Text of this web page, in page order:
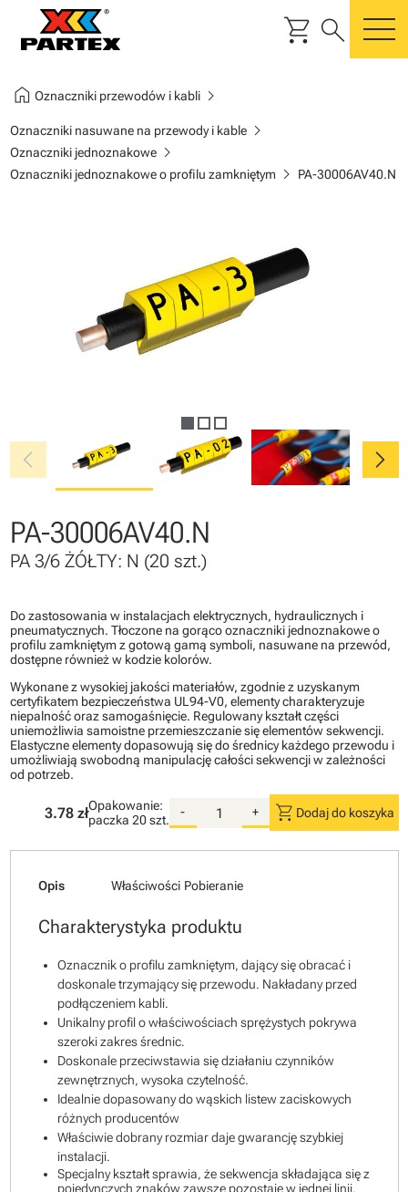
shopping_cart search
home Oznaczniki przewodów i kablichevron_right
Oznaczniki nasuwane na przewody i kablechevron_right
Oznaczniki jednoznakowechevron_right
Oznaczniki jednoznakowe o profilu zamkniętym chevron_right PA-30006AV40.N
chevron_left chevron_right
PA-30006AV40.N
PA 3/6 ŻÓŁTY: N (20 szt.)
Do zastosowania w instalacjach elektrycznych, hydraulicznych i
pneumatycznych. Tłoczone na gorąco oznaczniki jednoznakowe o
profilu zamkniętym z gotową gamą symboli, nasuwane na przewód,
dostępne również w kodzie kolorów.
Wykonane z wysokiej jakości materiałów, zgodnie z uzyskanym
certyfikatem bezpieczeństwa UL94-V0, elementy charakteryzuje
niepalność oraz samogaśnięcie. Regulowany kształt części
uniemożliwia samoistne przemieszczanie się elementów sekwencji.
Elastyczne elementy dopasowują się do średnicy każdego przewodu i
umożliwiają swobodną manipulację całości sekwencji w zależności
od potrzeb.
3.78 złOpakowanie:
paczka 20 szt.
- + shopping_cart Dodaj do koszyka
Opis Właściwości Pobieranie
Charakterystyka produktu
Oznacznik o profilu zamkniętym, dający się obracać i
doskonale trzymający się przewodu. Nakładany przed
podłączeniem kabli.
Unikalny profil o właściwościach sprężystych pokrywa
szeroki zakres średnic.
Doskonale przeciwstawia się działaniu czynników
zewnętrznych, wysoka czytelność.
Idealnie dopasowany do wąskich listew zaciskowych
różnych producentów
Właściwie dobrany rozmiar daje gwarancję szybkiej
instalacji.
Specjalny kształt sprawia, że sekwencja składająca się z
pojedynczych znaków zawsze pozostaje w jednej linii.